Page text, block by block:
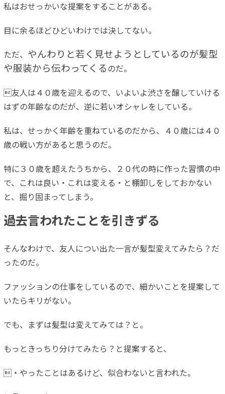
私はおせっかいな提案をすることがある。
目に余るほどひどいわけでは決してない。
ただ、 やんわりと若く見せようとしているのが髪型
や服装から伝わってくる のだ。
友人は４０歳を迎えるので、いよいよ渋さを醸していける
はずの年齢なのだが、逆に若いオシャレをしている。
私は、せっかく年齢を重ねているのだから、４０歳には４０
歳の戦い方があると思うのだ。
特に３０歳を超えたうちから、２０代の時に作った習慣の中
で、これは良い・これは変える・と棚卸しをしておかない
と、掘り固まってしまう。
過去言われたことを引きずる
そんなわけで、友人につい出た一言が髪型変えてみたら？だ
ったのだ。
ファッションの仕事をしているので、細かいことを提案して
いたらキリがない。
でも、まずは髪型は変えてみては？と。
もっときっちり分けてみたら？と提案すると、
・やったことはあるけど、似合わないと言われた。